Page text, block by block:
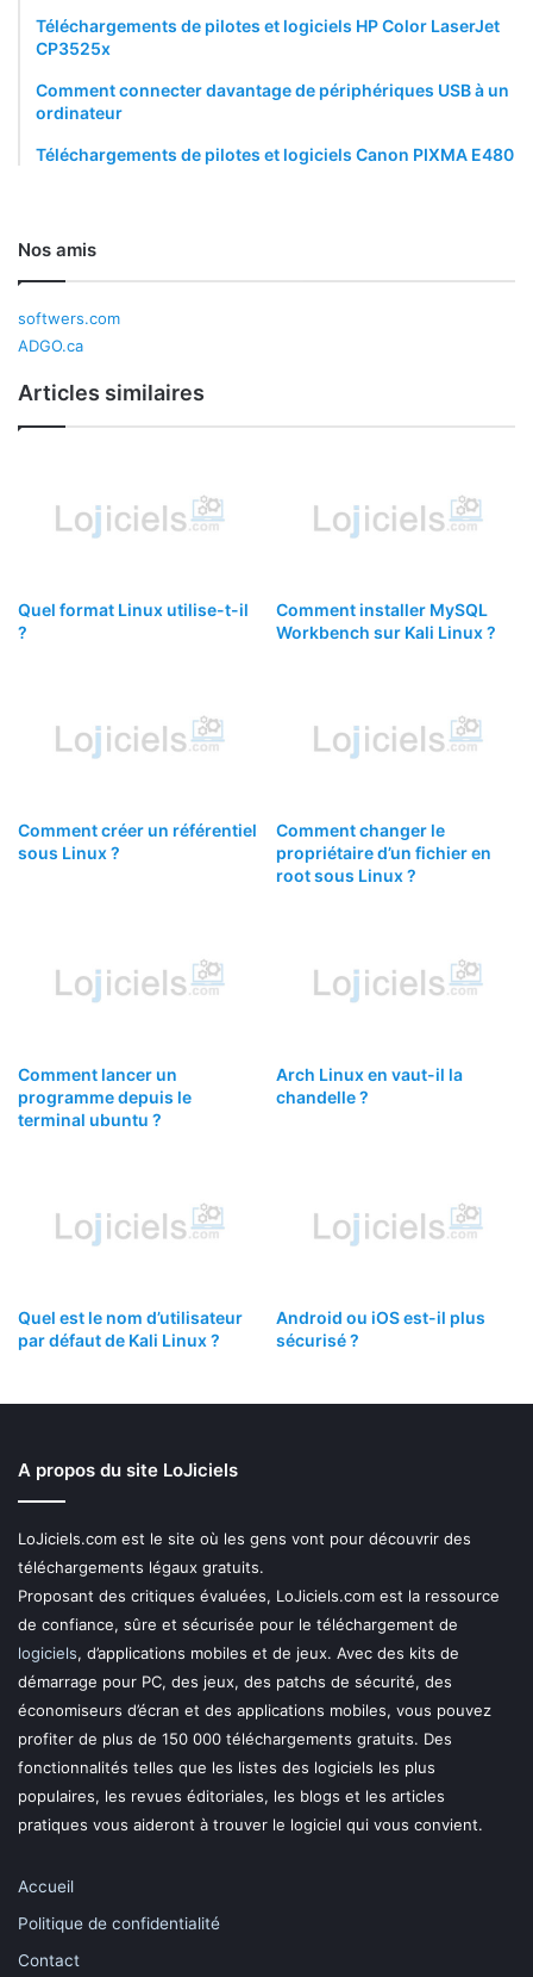
Téléchargements de pilotes et logiciels HP Color LaserJet
CP3525x
Comment connecter davantage de périphériques USB à un
ordinateur
Téléchargements de pilotes et logiciels Canon PIXMA E480
Nos amis
softwers.com
ADGO.ca
Articles similaires
Quel format Linux utilise-t-il
?
Comment installer MySQL
Workbench sur Kali Linux ?
Comment créer un référentiel
sous Linux ?
Comment changer le
propriétaire d’un fichier en
root sous Linux ?
Comment lancer un
programme depuis le
terminal ubuntu ?
Arch Linux en vaut-il la
chandelle ?
Quel est le nom d’utilisateur
par défaut de Kali Linux ?
Android ou iOS est-il plus
sécurisé ?
A propos du site LoJiciels
LoJiciels.com est le site où les gens vont pour découvrir des
téléchargements légaux gratuits.
Proposant des critiques évaluées, LoJiciels.com est la ressource
de confiance, sûre et sécurisée pour le téléchargement de
logiciels, d’applications mobiles et de jeux. Avec des kits de
démarrage pour PC, des jeux, des patchs de sécurité, des
économiseurs d’écran et des applications mobiles, vous pouvez
profiter de plus de 150 000 téléchargements gratuits. Des
fonctionnalités telles que les listes des logiciels les plus
populaires, les revues éditoriales, les blogs et les articles
pratiques vous aideront à trouver le logiciel qui vous convient.
Accueil
Politique de confidentialité
Contact